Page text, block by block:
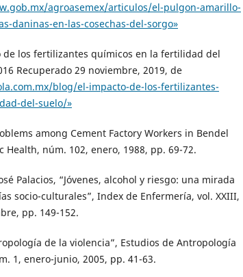
agroasemex/articulos/el-pulgon-amarillo-
daninas-en-las-cosechas-del-sorgo»
de los fertilizantes químicos en la fertilidad del
Recuperado 29 noviembre, 2019, de
blog/el-impacto-de-los-fertilizantes-
del-suelo/»
among Cement Factory Workers in Bendel
Health, núm. 102, enero, 1988, pp. 69-72.
Palacios, “Jóvenes, alcohol y riesgo: una mirada
socio-culturales”, Index de Enfermería, vol. XXIII,
pp. 149-152.
de la violencia”, Estudios de Antropología
1, enero-junio, 2005, pp. 41-63.